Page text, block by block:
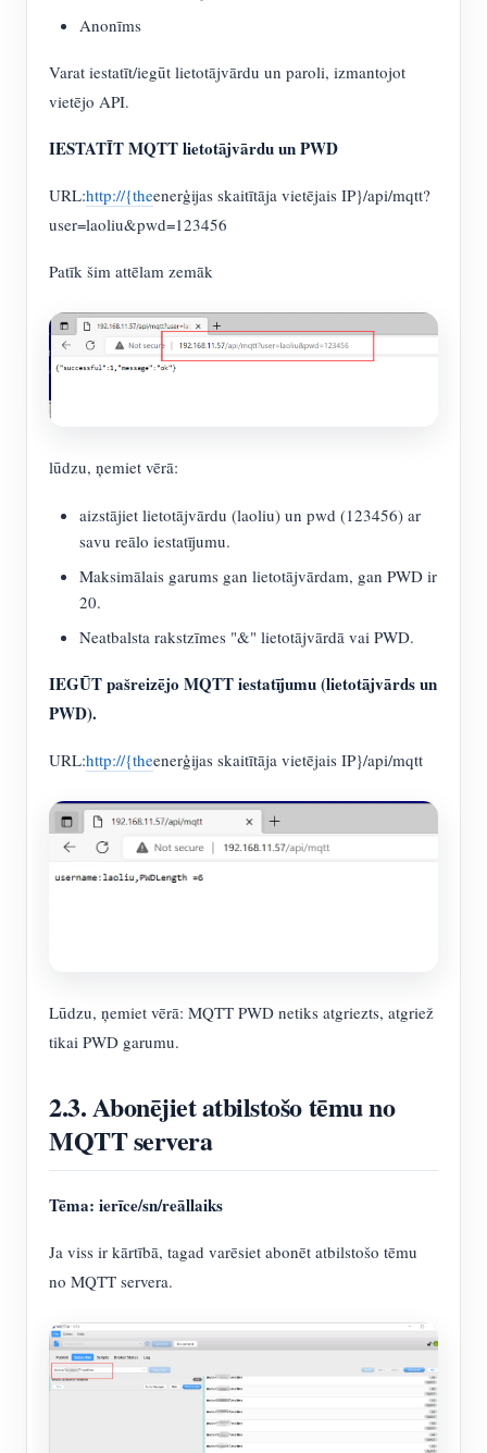
Anonīms
Varat iestatīt/iegūt lietotājvārdu un paroli, izmantojot
vietējo API.
IESTATĪT MQTT lietotājvārdu un PWD
URL:http://{theenerģijas skaitītāja vietējais IP}/api/mqtt?
user=laoliu&pwd=123456
Patīk šim attēlam zemāk
lūdzu, ņemiet vērā:
aizstājiet lietotājvārdu (laoliu) un pwd (123456) ar
savu reālo iestatījumu.
Maksimālais garums gan lietotājvārdam, gan PWD ir
20.
Neatbalsta rakstzīmes "&" lietotājvārdā vai PWD.
IEGŪT pašreizējo MQTT iestatījumu (lietotājvārds un
PWD).
URL:http://{theenerģijas skaitītāja vietējais IP}/api/mqtt
Lūdzu, ņemiet vērā: MQTT PWD netiks atgriezts, atgriež
tikai PWD garumu.
2.3. Abonējiet atbilstošo tēmu no
MQTT servera
Tēma: ierīce/sn/reāllaiks
Ja viss ir kārtībā, tagad varēsiet abonēt atbilstošo tēmu
no MQTT servera.